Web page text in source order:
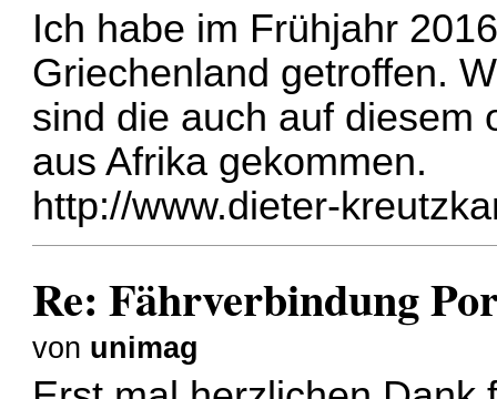
Ich habe im Frühjahr
Griechenland getroffen.
sind die auch auf diesem
aus Afrika gekommen.
http://www.dieter-
Re: Fährverbindung
von unimag